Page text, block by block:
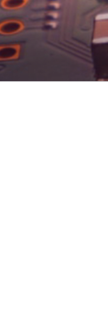
Aller
au
contenu
principal